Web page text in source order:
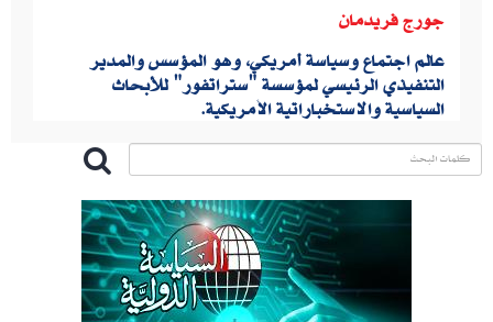
جورج فريدمان
عالم اجتماع وسياسة أمريكي، وهو المؤسس والمدير
التنفيذي الرئيسي لمؤسسة "ستراتفور" للأبحاث
السياسية والاستخباراتية الأمريكية.